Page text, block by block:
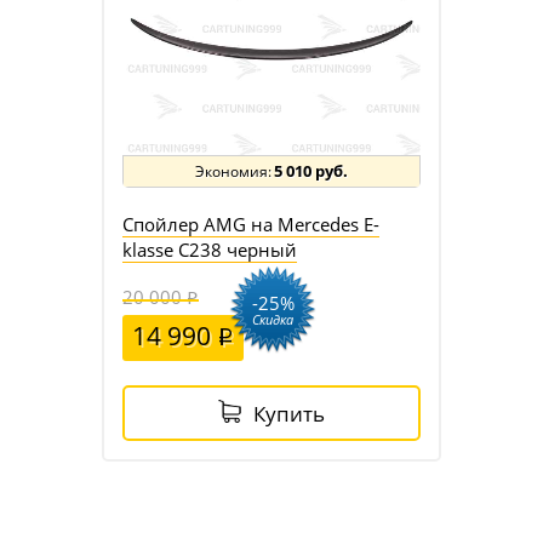
5 010 руб.
Спойлер AMG на Mercedes E-
klasse C238 черный
20 000
14 990
-25%
Скидка
Купить